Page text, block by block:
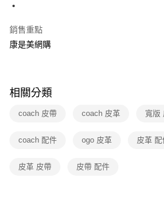
悠遊付
Google Pay
廠商自送宅配免運
免運費
銷售重點
康是美網購
相關分類
coach 皮帶 coach 皮革 寬版
coach 配件 ogo 皮革 皮革 配
皮革 皮帶 皮帶 配件